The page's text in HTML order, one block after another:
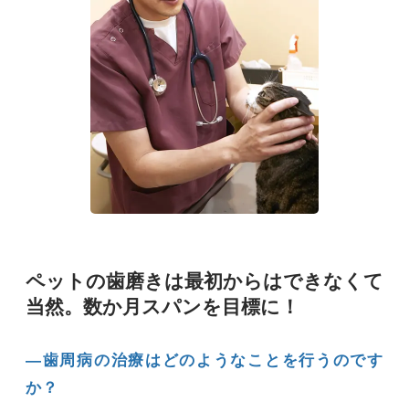
ペットの歯磨きは最初からはできなくて
当然。数か月スパンを目標に！
―歯周病の治療はどのようなことを行うのです
か？